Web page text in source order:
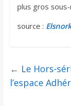
plus gros
source :
← Le Hors-
l’espace